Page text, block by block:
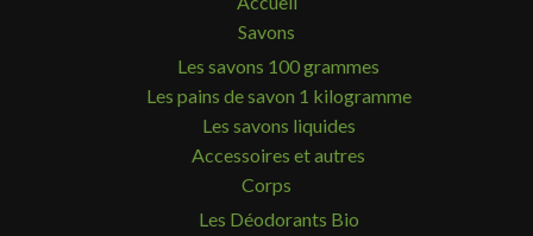
Savons
Les savons 100 grammes
Les pains de savon 1 kilogramme
Les savons liquides
Accessoires et autres
Corps
Les Déodorants Bio